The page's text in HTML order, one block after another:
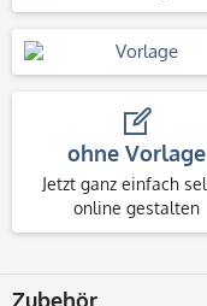
ohne Vorlage
Jetzt ganz einfach
online gestalten
Zubehör